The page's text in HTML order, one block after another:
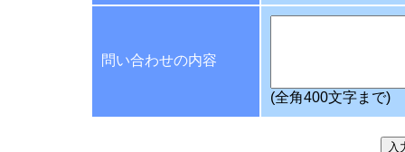
問い合わせの内容
(全角400文字まで)